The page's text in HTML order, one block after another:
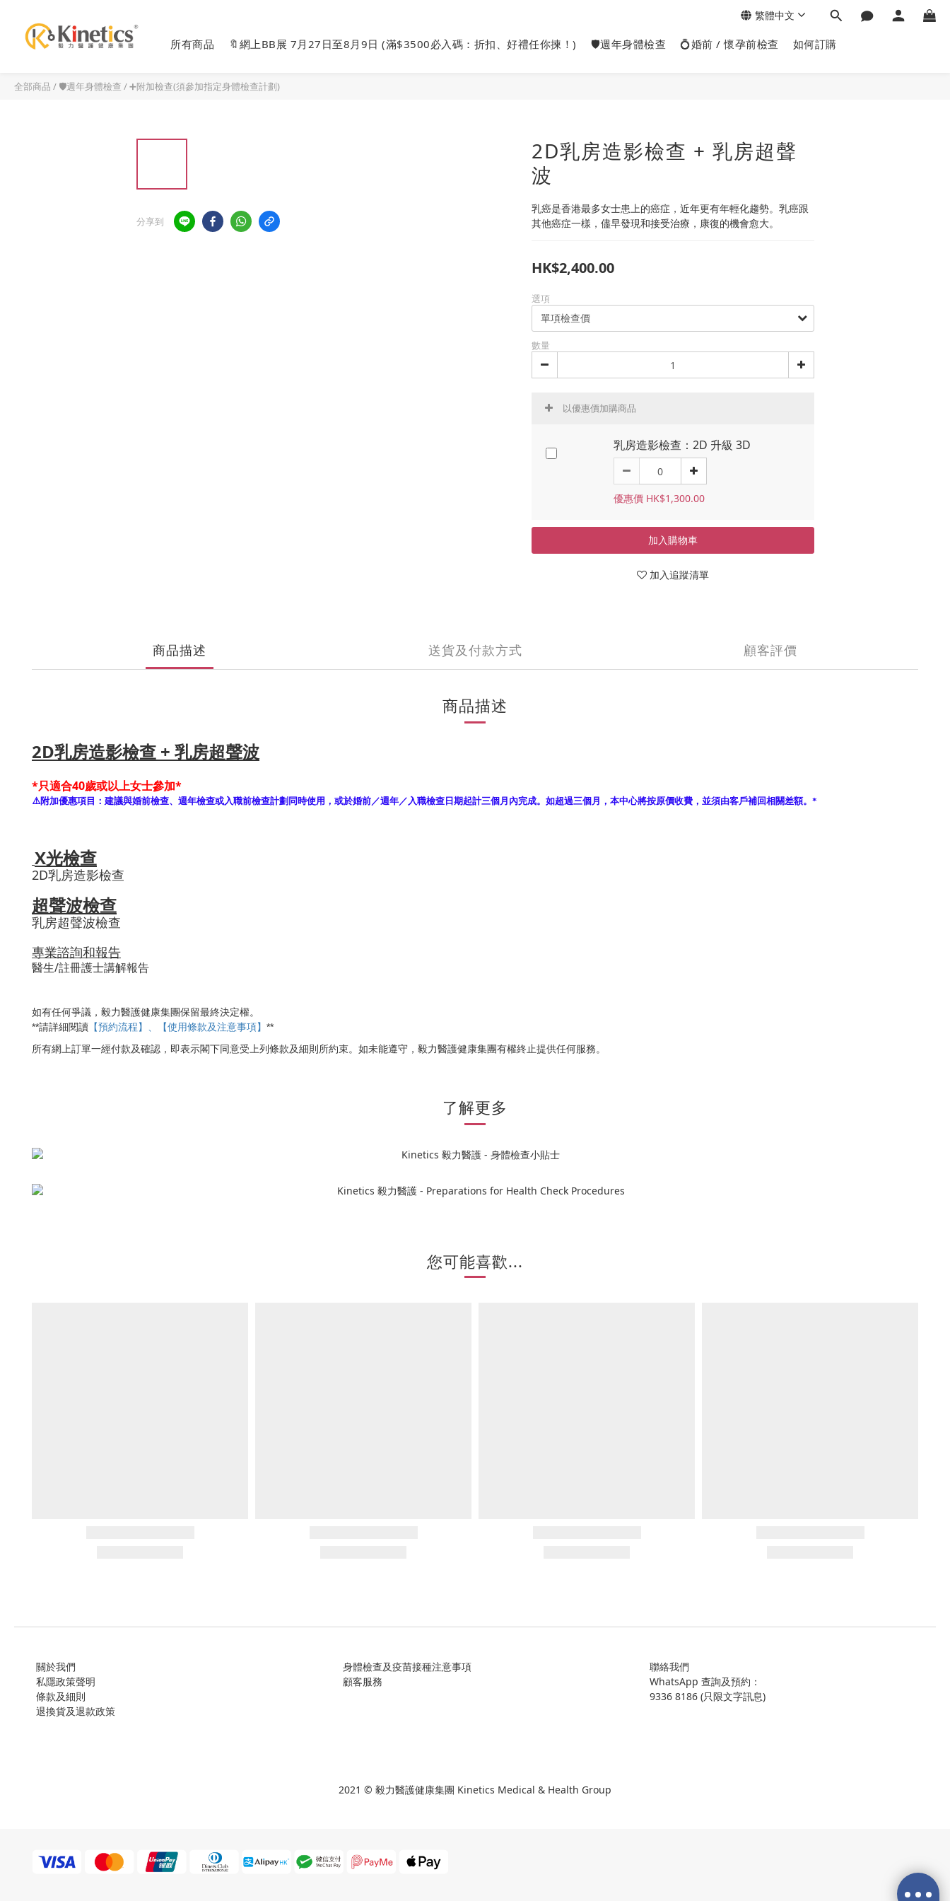
所有商品 🔖網上BB展 7月27日至8月9日 (滿$3500必入碼：折扣、好禮任你揀！) 🛡️週年身體檢查 💍婚前 / 懷孕前檢查 如何訂購
繁體中文
全部商品 / 🛡️週年身體檢查 /➕附加檢查(須參加指定身體檢查計劃)
分享到
2D乳房造影檢查 + 乳房超聲
波
乳癌是香港最多女士患上的癌症，近年更有年輕化趨勢。乳癌跟
其他癌症一樣，儘早發現和接受治療，康復的機會愈大。
HK$2,400.00
選項
數量
以優惠價加購商品
乳房造影檢查：2D 升級 3D
優惠價 HK$1,300.00
加入購物車
加入追蹤清單
商品描述 送貨及付款方式 顧客評價
商品描述
2D乳房造影檢查 + 乳房超聲波
*只適合40歲或以上女士參加*
⚠️附加優惠項目：建議與婚前檢查、週年檢查或入職前檢查計劃同時使用，或於婚前／週年／入職檢查日期起計三個月內完成。如超過三個月，本中心將按原價收費，並須由客戶補回相關差額。*
X光檢查
2D乳房造影檢查
超聲波檢查
乳房超聲波檢查
專業諮詢和報告
醫生/註冊護士講解報告
如有任何爭議，毅力醫護健康集團保留最終決定權。
**請詳細閱讀 【預約流程】、【使用條款及注意事項】 **
所有網上訂單一經付款及確認，即表示閣下同意受上列條款及細則所約束。如未能遵守，毅力醫護健康集團有權終止提供任何服務。
了解更多
您可能喜歡...
關於我們
私隱政策聲明
條款及細則
退換貨及退款政策
身體檢查及疫苗接種注意事項
顧客服務
聯絡我們
WhatsApp 查詢及預約：
9336 8186 (只限文字訊息)
2021 © 毅力醫護健康集團 Kinetics Medical & Health Group